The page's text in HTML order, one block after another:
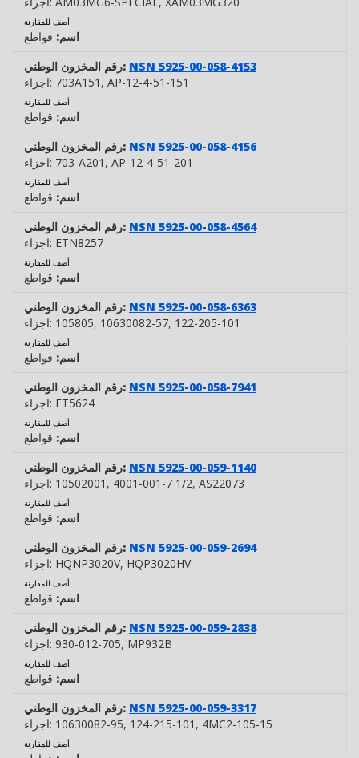
أضف للمقارنة
اسم: قواطع
رقم المخزون الوطني: NSN 5925-00-058-4153
اجزاء: 703A151 , AP-12-4-51-151
أضف للمقارنة
اسم: قواطع
رقم المخزون الوطني: NSN 5925-00-058-4156
اجزاء: 703-A201 , AP-12-4-51-201
أضف للمقارنة
اسم: قواطع
رقم المخزون الوطني: NSN 5925-00-058-4564
اجزاء: ETN8257
أضف للمقارنة
اسم: قواطع
رقم المخزون الوطني: NSN 5925-00-058-6363
اجزاء: 105805, 10630082-57, 122-205-101
أضف للمقارنة
اسم: قواطع
رقم المخزون الوطني: NSN 5925-00-058-7941
اجزاء: ET5624
أضف للمقارنة
اسم: قواطع
رقم المخزون الوطني: NSN 5925-00-059-1140
اجزاء: 10502001 , 4001-001-7 1/2, AS22073
أضف للمقارنة
اسم: قواطع
رقم المخزون الوطني: NSN 5925-00-059-2694
اجزاء: HQNP3020V, HQP3020HV
أضف للمقارنة
اسم: قواطع
رقم المخزون الوطني: NSN 5925-00-059-2838
اجزاء: 930-012-705, MP932B
أضف للمقارنة
اسم: قواطع
رقم المخزون الوطني: NSN 5925-00-059-3317
اجزاء: 10630082-95, 124-215-101 , 4MC2-105-15
أضف للمقارنة